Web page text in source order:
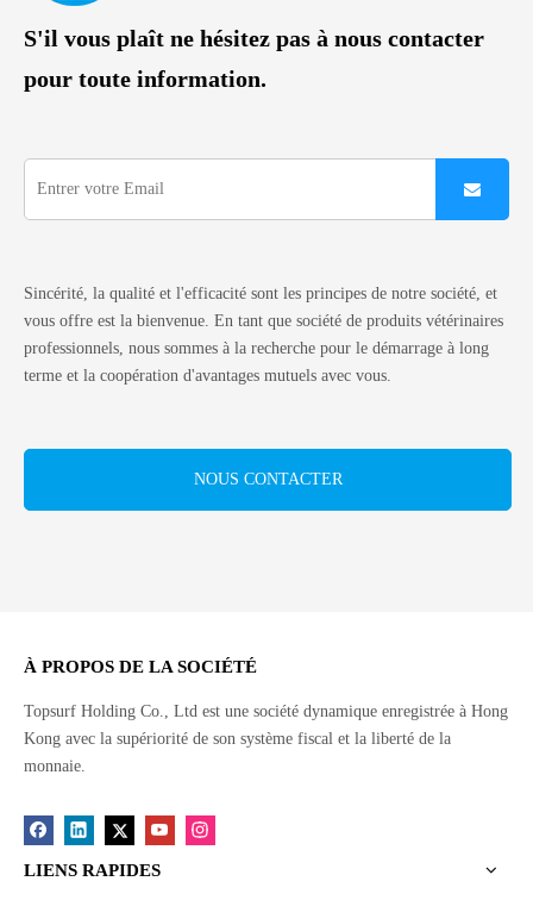
S'il vous plaît ne hésitez pas à nous contacter
pour toute information.
Sincérité, la qualité et l'efficacité sont les principes de notre société, et
vous offre est la bienvenue. En tant que société de produits vétérinaires
professionnels, nous sommes à la recherche pour le démarrage à long
terme et la coopération d'avantages mutuels avec vous.
NOUS CONTACTER
À PROPOS DE LA SOCIÉTÉ
Topsurf Holding Co., Ltd est une société dynamique enregistrée à Hong
Kong avec la supériorité de son système fiscal et la liberté de la
monnaie.
LIENS RAPIDES